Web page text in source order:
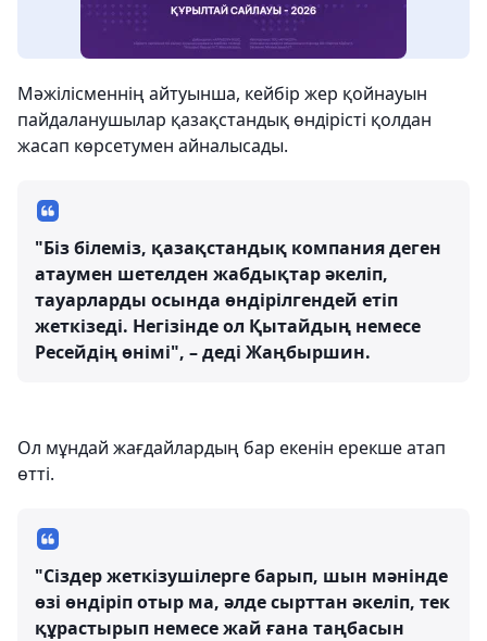
Мәжілісменнің айтуынша, кейбір жер қойнауын
пайдаланушылар қазақстандық өндірісті қолдан
жасап көрсетумен айналысады.
"Біз білеміз, қазақстандық компания деген
атаумен шетелден жабдықтар әкеліп,
тауарларды осында өндірілгендей етіп
жеткізеді. Негізінде ол Қытайдың немесе
Ресейдің өнімі", – деді Жаңбыршин.
Ол мұндай жағдайлардың бар екенін ерекше атап
өтті.
"Сіздер жеткізушілерге барып, шын мәнінде
өзі өндіріп отыр ма, әлде сырттан әкеліп, тек
құрастырып немесе жай ғана таңбасын